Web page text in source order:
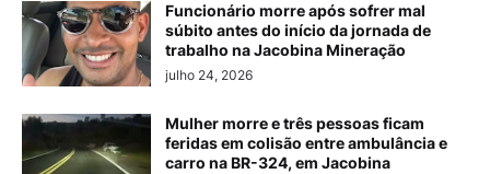
Funcionário morre após sofrer mal
súbito antes do início da jornada de
trabalho na Jacobina Mineração
julho 24, 2026
Mulher morre e três pessoas ficam
feridas em colisão entre ambulância e
carro na BR-324, em Jacobina